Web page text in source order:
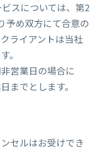
スについては、第2
予め双方にて合意の
ライアントは当社
。
営業日の場合に
までとします。
セルはお受けでき